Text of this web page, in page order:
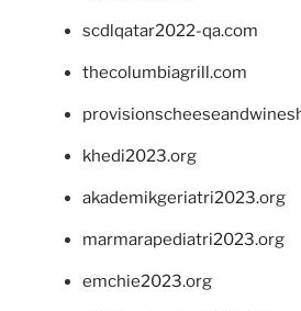
scdlqatar2022-qa.com
thecolumbiagrill.com
khedi2023.org
akademikgeriatri2023.org
marmarapediatri2023.org
emchie2023.org